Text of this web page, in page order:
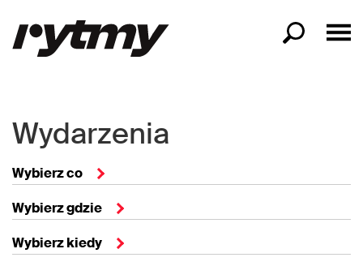
Wydarzenia
Wybierz co
Wybierz gdzie
Wybierz kiedy